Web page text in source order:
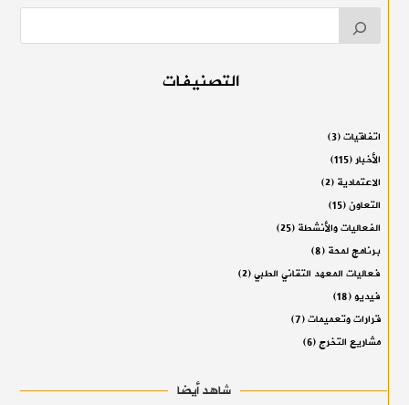
التصنيفات
اتفاقيات(3)
الأخبار(115)
الاعتمادية(2)
التعاون(15)
الفعاليات والأنشطة(25)
برنامج لمحة(8)
فعاليات المعهد التقاني الطبي(2)
فيديو(18)
قرارات وتعميمات(7)
مشاريع التخرج(6)
شاهد أيضا